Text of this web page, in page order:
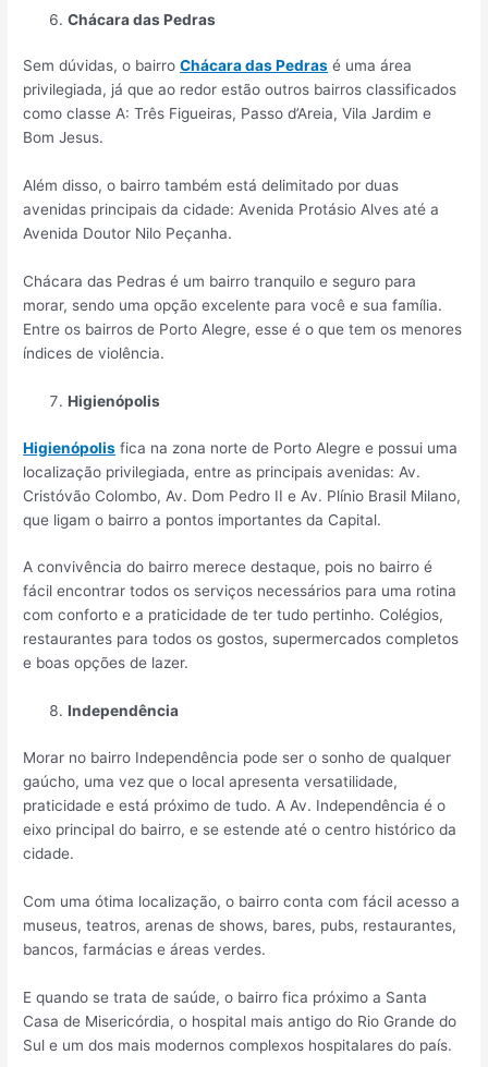
Chácara das Pedras
Sem dúvidas, o bairroChácara dasPedras é uma área
privilegiada, já que ao redor estão outros bairros classificados
como classe A: Três Figueiras, Passo d’Areia, Vila Jardim e
Bom Jesus.
Além disso, o bairro também está delimitado por duas
avenidas principais da cidade: Avenida Protásio Alves até a
Avenida Doutor Nilo Peçanha.
Chácara das Pedras é um bairro tranquilo e seguro para
morar, sendo uma opção excelente para você e sua família.
Entre os bairros de Porto Alegre, esse é o que tem os menores
índices de violência.
Higienópolis
Higienópolis fica na zona norte de Porto Alegre e possui uma
localização privilegiada, entre as principais avenidas: Av.
Cristóvão Colombo, Av. Dom Pedro II e Av. Plínio Brasil Milano,
que ligam o bairro a pontos importantes da Capital.
A convivência do bairro merece destaque, pois no bairro é
fácil encontrar todos os serviços necessários para uma rotina
com conforto e a praticidade de ter tudo pertinho. Colégios,
restaurantes para todos os gostos, supermercados completos
e boas opções de lazer.
Independência
Morar no bairro Independência pode ser o sonho de qualquer
gaúcho, uma vez que o local apresenta versatilidade,
praticidade e está próximo de tudo. A Av. Independência é o
eixo principal do bairro, e se estende até o centro histórico da
cidade.
Com uma ótima localização, o bairro conta com fácil acesso a
museus, teatros, arenas de shows, bares, pubs, restaurantes,
bancos, farmácias e áreas verdes.
E quando se trata de saúde, o bairro fica próximo a Santa
Casa de Misericórdia, o hospital mais antigo do Rio Grande do
Sul e um dos mais modernos complexos hospitalares do país.